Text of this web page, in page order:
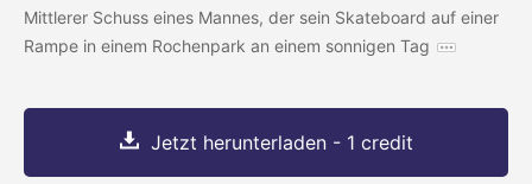
Mittlerer Schuss eines Mannes, der sein Skateboard auf einer
Rampe in einem Rochenpark an einem sonnigen Tag
Jetzt herunterladen - 1 credit